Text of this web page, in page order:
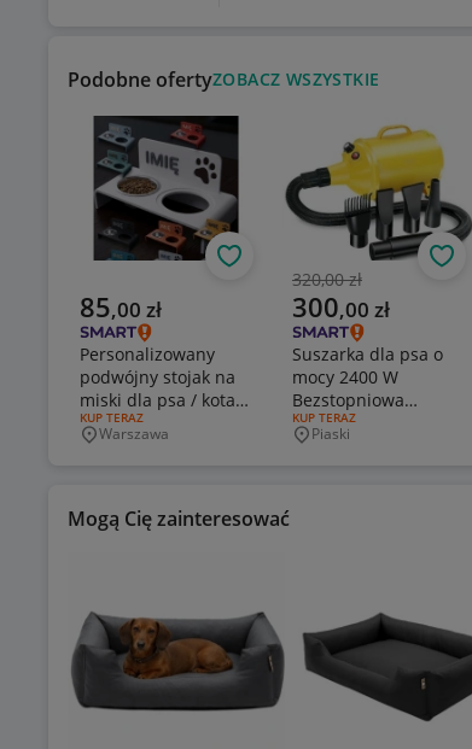
Podobne ofertyZOBACZ WSZYSTKIE
Aktualna cena
85,00 zł
Personalizowany
podwójny stojak na
miski dla psa / kota
(Druk 3D)
RODZAJ OFERTY:
KUP TERAZ
Miejscowość
Warszawa
Obserwuj
Poprzednia cena
320,00 zł
Aktualna cena
300,00 zł
Suszarka dla psa o
mocy 2400 W
Bezstopniowa
prędkość
RODZAJ OFERTY:
KUP TERAZ
Miejscowość
Piaski
Mogą Cię zainteresować